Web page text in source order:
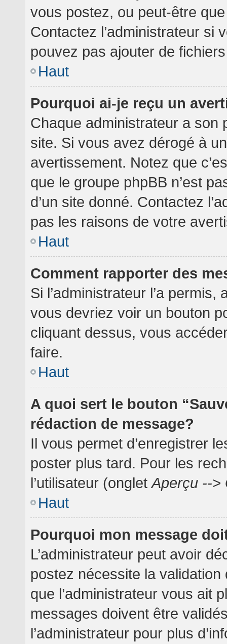
vous postez, ou peut-être
Contactez l’administrateur si
pouvez pas ajouter de
Haut
Pourquoi ai-je reçu un
Chaque administrateur a son
site. Si vous avez dérogé à
avertissement. Notez que
que le groupe phpBB n’est
d’un site donné. Contactez
pas les raisons de votre
Haut
Comment rapporter des
Si l’administrateur l’a
vous devriez voir un bouton
cliquant dessus, vous
faire.
Haut
A quoi sert le bouton
rédaction de message?
Il vous permet d’enregistrer
poster plus tard. Pour les
l’utilisateur (ongletAperçu -->
Haut
Pourquoi mon message
L’administrateur peut avoir
postez nécessite la
que l’administrateur vous ait
messages doivent être
l’administrateur pour plus